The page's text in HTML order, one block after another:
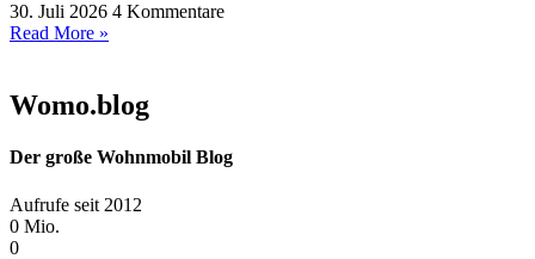
30. Juli 2026 4 Kommentare
Read More »
Womo.blog
Der große Wohnmobil Blog​
Aufrufe seit 2012
0 Mio.
0